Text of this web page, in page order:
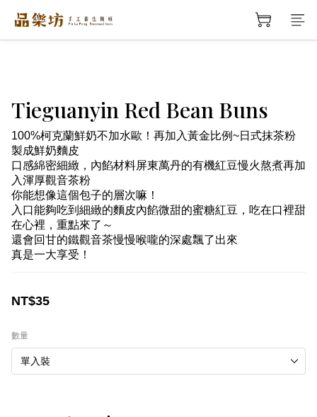
Tieguanyin Red Bean Buns
100%柯克蘭鮮奶不加水歐！再加入黃金比例~日式抹茶粉
製成鮮奶麵皮
口感綿密細緻，內餡材料屏東萬丹的有機紅豆慢火熬煮再加
入渾厚觀音茶粉
你能想像這個包子的層次嘛！
入口能夠吃到細緻的麵皮內餡微甜的蜜糖紅豆，吃在口裡甜
在心裡，重點來了～
還會回甘的鐵觀音茶慢慢喉嚨的深處飄了出來
真是一大享受！
NT$35
數量